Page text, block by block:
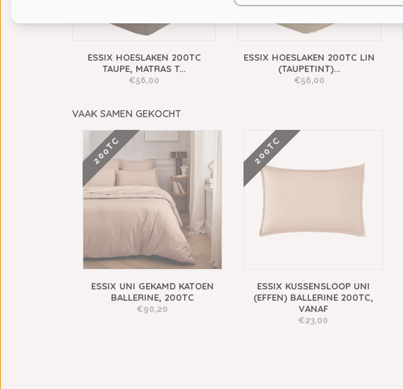
ESSIX HOESLAKEN 200TC
TAUPE, MATRAS T...
€56,00
ESSIX HOESLAKEN 200TC LIN
(TAUPETINT)...
€56,00
VAAK SAMEN GEKOCHT
200TC
ESSIX UNI GEKAMD KATOEN
BALLERINE, 200TC
€90,20
200TC
ESSIX KUSSENSLOOP UNI
(EFFEN) BALLERINE 200TC,
VANAF
€23,00